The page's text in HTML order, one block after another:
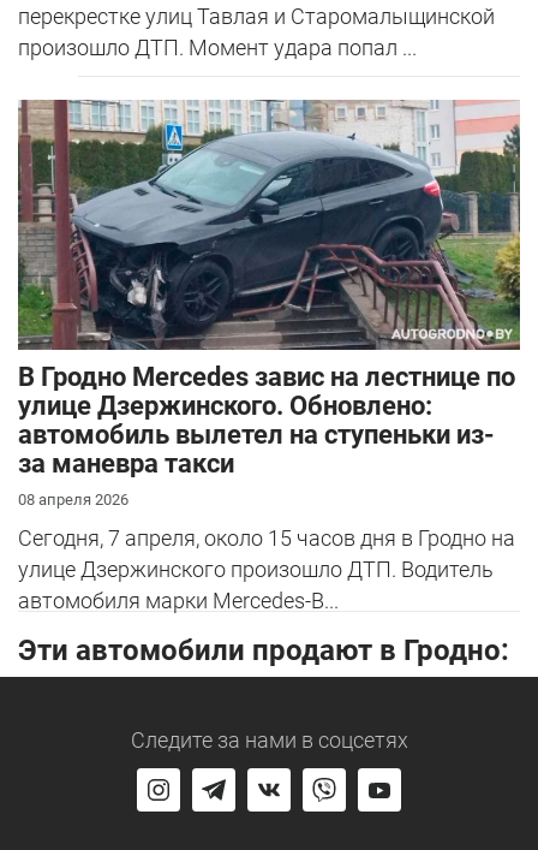
перекрестке улиц Тавлая и Старомалыщинской
произошло ДТП. Момент удара попал ...
В Гродно Mercedes завис на лестнице по
улице Дзержинского. Обновлено:
автомобиль вылетел на ступеньки из-
за маневра такси
08 апреля 2026
Сегодня, 7 апреля, около 15 часов дня в Гродно на
улице Дзержинского произошло ДТП. Водитель
автомобиля марки Mercedes-B...
Эти автомобили продают в Гродно:
Следите за нами в соцсетях